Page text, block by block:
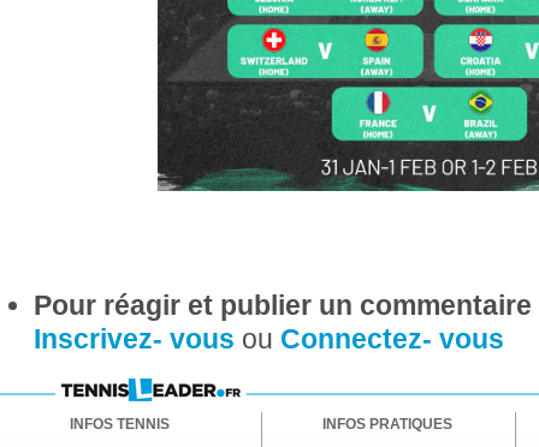
Pour réagir et publier un
Inscrivez- vous ou Connectez- vous
INFOS TENNIS INFOS PRATIQUES